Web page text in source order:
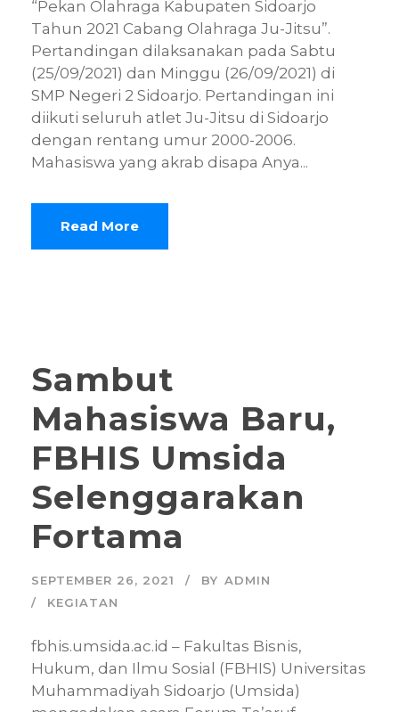
“Pekan Olahraga Kabupaten Sidoarjo
Tahun 2021 Cabang Olahraga Ju-Jitsu”.
Pertandingan dilaksanakan pada Sabtu
(25/09/2021) dan Minggu (26/09/2021) di
SMP Negeri 2 Sidoarjo. Pertandingan ini
diikuti seluruh atlet Ju-Jitsu di Sidoarjo
dengan rentang umur 2000-2006.
Mahasiswa yang akrab disapa Anya...
Read More
Sambut
Mahasiswa Baru,
FBHIS Umsida
Selenggarakan
Fortama
SEPTEMBER 26, 2021 BY ADMIN
KEGIATAN
fbhis.umsida.ac.id – Fakultas Bisnis,
Hukum, dan Ilmu Sosial (FBHIS) Universitas
Muhammadiyah Sidoarjo (Umsida)